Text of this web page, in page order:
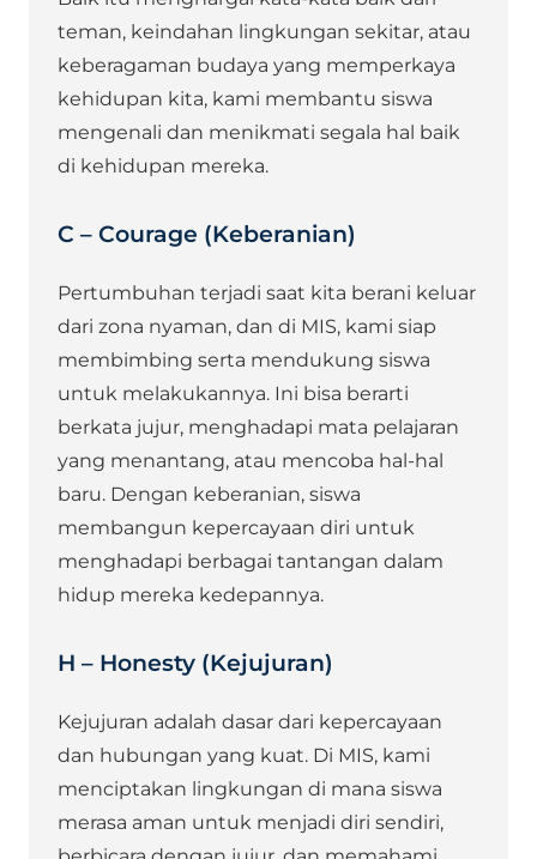
teman, keindahan lingkungan sekitar, atau
keberagaman budaya yang memperkaya
kehidupan kita, kami membantu siswa
mengenali dan menikmati segala hal baik
di kehidupan mereka.
C – Courage (Keberanian)
Pertumbuhan terjadi saat kita berani keluar
dari zona nyaman, dan di MIS, kami siap
membimbing serta mendukung siswa
untuk melakukannya. Ini bisa berarti
berkata jujur, menghadapi mata pelajaran
yang menantang, atau mencoba hal-hal
baru. Dengan keberanian, siswa
membangun kepercayaan diri untuk
menghadapi berbagai tantangan dalam
hidup mereka kedepannya.
H – Honesty (Kejujuran)
Kejujuran adalah dasar dari kepercayaan
dan hubungan yang kuat. Di MIS, kami
menciptakan lingkungan di mana siswa
merasa aman untuk menjadi diri sendiri,